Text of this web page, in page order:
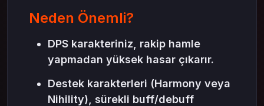
Neden Önemli?
DPS karakteriniz, rakip hamle
yapmadan yüksek hasar çıkarır.
Destek karakterleri (Harmony veya
Nihility), sürekli buff/debuff